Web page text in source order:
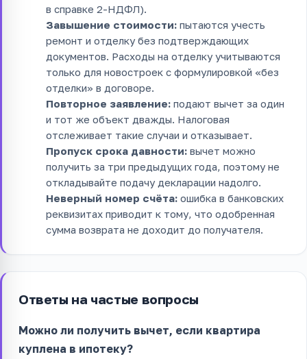
в справке 2-НДФЛ).
Завышение стоимости: пытаются учесть
ремонт и отделку без подтверждающих
документов. Расходы на отделку учитываются
только для новостроек с формулировкой «без
отделки» в договоре.
Повторное заявление: подают вычет за один
и тот же объект дважды. Налоговая
отслеживает такие случаи и отказывает.
Пропуск срока давности: вычет можно
получить за три предыдущих года, поэтому не
откладывайте подачу декларации надолго.
Неверный номер счёта: ошибка в банковских
реквизитах приводит к тому, что одобренная
сумма возврата не доходит до получателя.
Ответы на частые вопросы
Можно ли получить вычет, если квартира
куплена в ипотеку?